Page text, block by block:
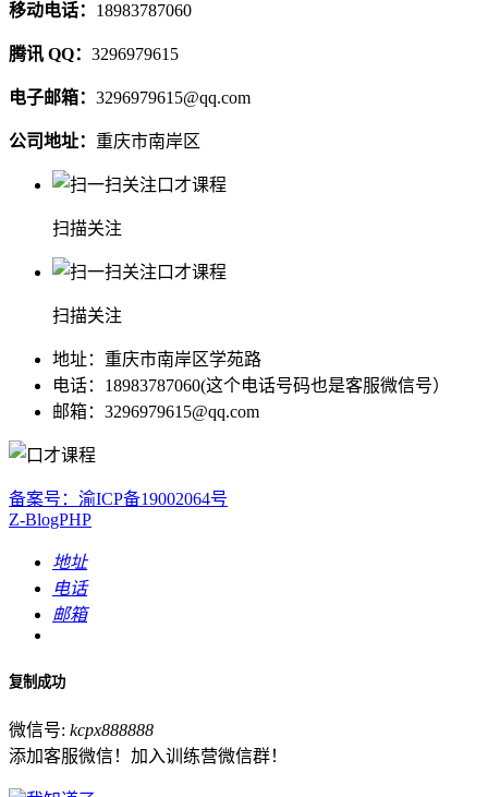
移动电话： 18983787060
腾讯 QQ： 3296979615
电子邮箱： 3296979615@qq.com
公司地址： 重庆市南岸区
扫描关注
扫描关注
地址：重庆市南岸区学苑路
电话：18983787060(这个电话号码也是客服微信号）
邮箱：3296979615@qq.com
备案号：渝ICP备19002064号
Z-BlogPHP
地址
电话
邮箱
复制成功
微信号: kcpx888888
添加客服微信！加入训练营微信群！